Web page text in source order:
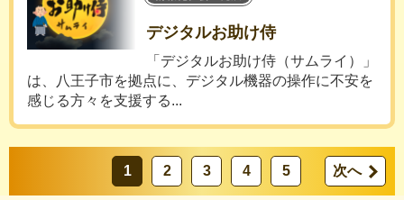
デジタルお助け侍
「デジタルお助け侍（サムライ）」
は、八王子市を拠点に、デジタル機器の操作に不安を
感じる方々を支援する...
1 2 3 4 5 次へ